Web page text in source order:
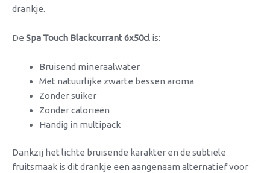
drankje.
De Spa Touch Blackcurrant 6x50cl is:
Bruisend mineraalwater
Met natuurlijke zwarte bessen aroma
Zonder suiker
Zonder calorieën
Handig in multipack
Dankzij het lichte bruisende karakter en de subtiele
fruitsmaak is dit drankje een aangenaam alternatief voor